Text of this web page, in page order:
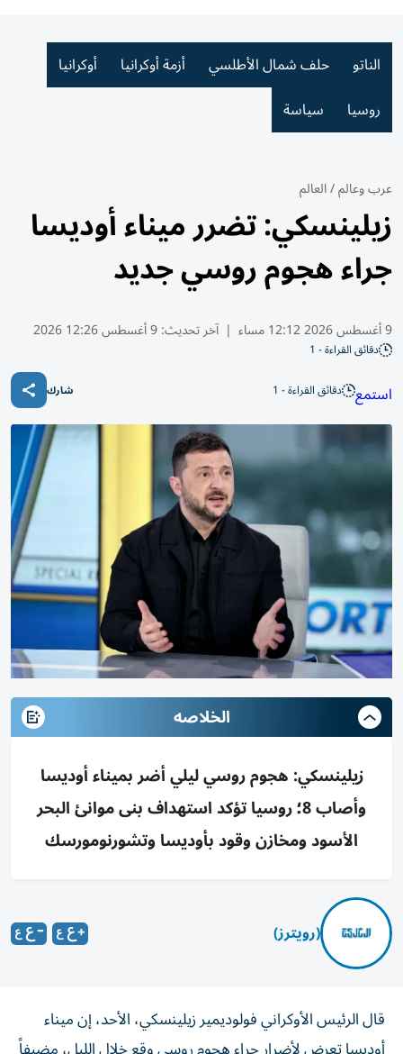
الناتو حلف شمال الأطلسي أزمة أوكرانيا
أوكرانيا
روسيا
سياسة
عرب وعالم/العالم
زيلينسكي: تضرر ميناء أوديسا
جراء هجوم روسي جديد
9 أغسطس 2026 12:12 مساء | آخر تحديث:9 أغسطس 12:26 2026
دقائق القراءة - 1
استمع دقائق القراءة - 1 شارك
الخلاصه
زيلينسكي: هجوم روسي ليلي أضر بميناء أوديسا
وأصاب 8؛ روسيا تؤكد استهداف بنى موانئ البحر
الأسود ومخازن وقود بأوديسا وتشورنومورسك
(رويترز)
قال ​الرئيس ⁠الأوكراني فولوديمير زيلينسكي، الأحد، ‌إن ميناء